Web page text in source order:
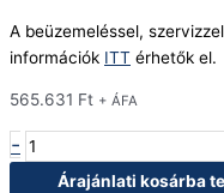
A beüzemeléssel,
információk ITT érhetők el.
565.631 Ft + ÁFA
-
Árajánlati kosárba